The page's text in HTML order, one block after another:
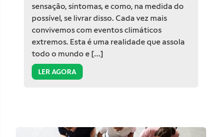
sensação, sintomas, e como, na medida do
possível, se livrar disso. Cada vez mais
convivemos com eventos climáticos
extremos. Esta é uma realidade que assola
todo o mundo e […]
LER AGORA